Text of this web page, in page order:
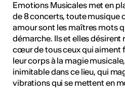
Emotions Musicales met en
de 8 concerts, toute musique
amour sont les maîtres mots
démarche. Ils et elles désirent
cœur de tous ceux qui aiment
leur corps à la magie
inimitable dans ce lieu, qui
vibrations qui se mettent en